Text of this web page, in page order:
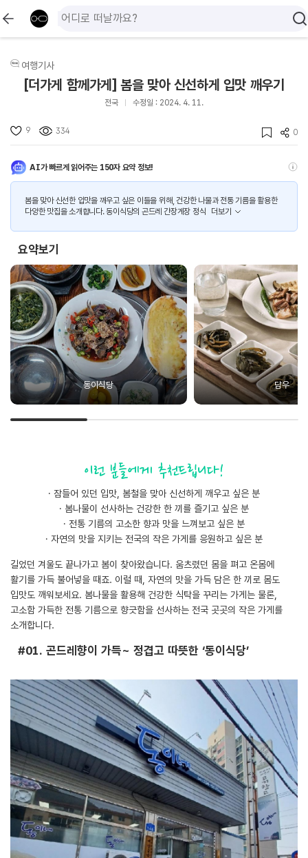
여행기사
[더가게 함께가게] 봄을 맞아 신선하게 입맛 깨우기
전국 수정일 : 2024. 4. 11.
9 334 0
AI가 빠르게 읽어주는 150자 요약 정보!
봄을 맞아 신선한 입맛을 깨우고 싶은 이들을 위해, 건강한 나물과 전통 기름을 활용한
다양한 맛집을 소개합니다. 동이식당의 곤드레 간장게장 정식
더보기
요약보기
동이식당 담우
이런 분들에게 추천드립니다!
· 잠들어 있던 입맛, 봄철을 맞아 신선하게 깨우고 싶은 분
· 봄나물이 선사하는 건강한 한 끼를 즐기고 싶은 분
· 전통 기름의 고소한 향과 맛을 느껴보고 싶은 분
· 자연의 맛을 지키는 전국의 작은 가게를 응원하고 싶은 분
길었던 겨울도 끝나가고 봄이 찾아왔습니다. 움츠렸던 몸을 펴고 온몸에
활기를 가득 불어넣을 때죠. 이럴 때, 자연의 맛을 가득 담은 한 끼로 몸도
입맛도 깨워보세요. 봄나물을 활용해 건강한 식탁을 꾸리는 가게는 물론,
고소함 가득한 전통 기름으로 향긋함을 선사하는 전국 곳곳의 작은 가게를
소개합니다.
#01. 곤드레향이 가득~ 정겹고 따뜻한 ‘동이식당’